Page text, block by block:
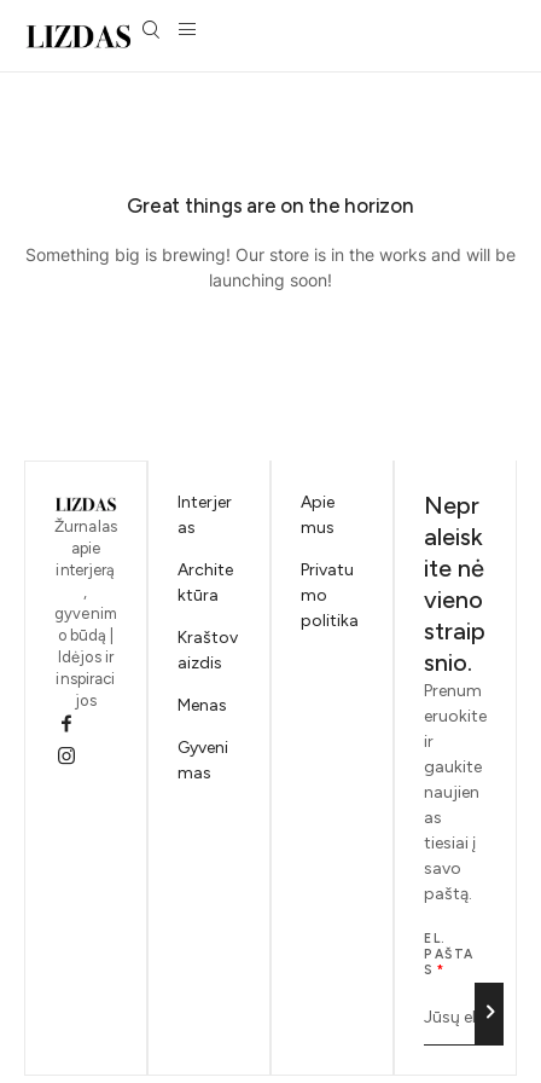
Great things are on the horizon
Something big is brewing! Our store is in the works and will be
launching soon!
Žurnalas
apie
interjerą
gyvenim
o būdą |
Idėjos ir
inspiraci
jos
Interjer
as
Archite
ktūra
Kraštov
aizdis
Menas
Gyveni
mas
Apie
mus
Privatu
mo
politika
Nepr
aleisk
ite nė
vieno
straip
snio.
Prenum
eruokite
ir
gaukite
naujien
as
tiesiai į
savo
paštą.
EL.
PAŠTA
S